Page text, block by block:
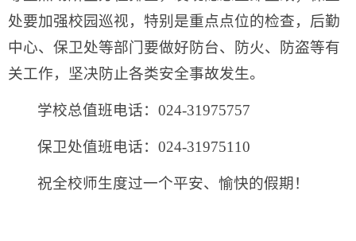
处要加强校园巡视，特别是重点点位的检查，后勤
中心、保卫处等部门要做好防台、防火、防盗等有
关工作，坚决防止各类安全事故发生。
学校总值班电话：024-31975757
保卫处值班电话：024-31975110
祝全校师生度过一个平安、愉快的假期！